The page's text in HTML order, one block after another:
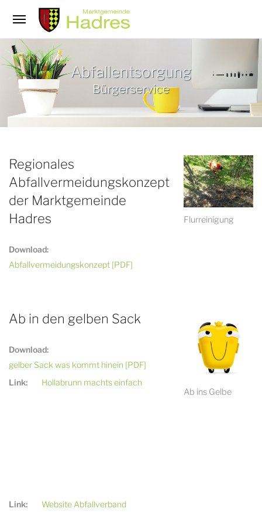
Abfallentsorgung
Bürgerservice
Regionales
Abfallvermeidungskonzept
der Marktgemeinde
Hadres
Download:
Abfallvermeidungskonzept [PDF]
Flurreinigung
Ab in den gelben Sack
Download:
gelber Sack was kommt hinein [PDF]
Link:
Hollabrunn machts einfach
Ab ins Gelbe
Link: Website Abfallverband